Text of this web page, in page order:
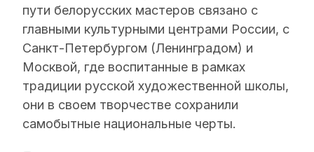
пути белорусских мастеров связано с
главными культурными центрами России, с
Санкт-Петербургом (Ленинградом) и
Москвой, где воспитанные в рамках
традиции русской художественной школы,
они в своем творчестве сохранили
самобытные национальные черты.